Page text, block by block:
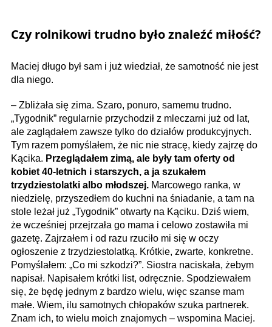
Czy rolnikowi trudno było znaleźć miłość?
Maciej długo był sam i już wiedział, że samotność nie jest
dla niego.
– Zbliżała się zima. Szaro, ponuro, samemu trudno.
„Tygodnik” regularnie przychodził z mleczarni już od lat,
ale zaglądałem zawsze tylko do działów produkcyjnych.
Tym razem pomyślałem, że nic nie stracę, kiedy zajrzę do
Kącika. Przeglądałem zimą, ale były tam oferty od
kobiet 40-letnich i starszych, a ja szukałem
trzydziestolatki albo młodszej. Marcowego ranka, w
niedzielę, przyszedłem do kuchni na śniadanie, a tam na
stole leżał już „Tygodnik” otwarty na Kąciku. Dziś wiem,
że wcześniej przejrzała go mama i celowo zostawiła mi
gazetę. Zajrzałem i od razu rzuciło mi się w oczy
ogłoszenie z trzydziestolatką. Krótkie, zwarte, konkretne.
Pomyślałem: „Co mi szkodzi?”. Siostra naciskała, żebym
napisał. Napisałem krótki list, odręcznie. Spodziewałem
się, że będę jednym z bardzo wielu, więc szanse mam
małe. Wiem, ilu samotnych chłopaków szuka partnerek.
Znam ich, to wielu moich znajomych – wspomina Maciej.